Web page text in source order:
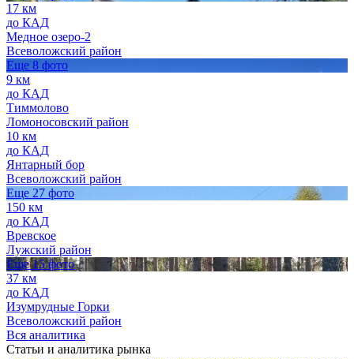
17 км
до КАД
Медное озеро-2
Всеволожский район
Еще 8 фото
9 км
до КАД
Тиммолово
Ломоносовский район
10 км
до КАД
Янтарный бор
Всеволожский район
Еще 27 фото
150 км
до КАД
Вревское
Лужский район
Еще 15 фото
37 км
до КАД
Изумрудные Горки
Всеволожский район
Вся аналитика
Статьи и аналитика рынка